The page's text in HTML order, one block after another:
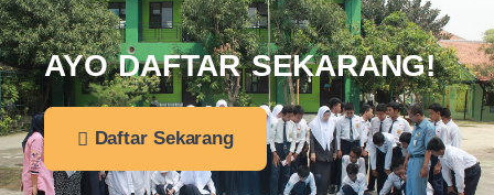
AYO DAFTAR SEKARANG!
Daftar Sekarang